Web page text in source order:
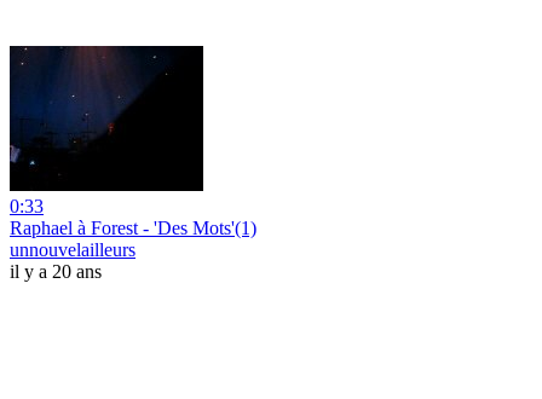
0:33
Raphael à Forest - 'Des Mots'(1)
unnouvelailleurs
il y a 20 ans